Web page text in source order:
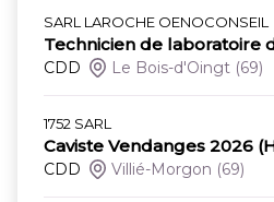
SARL LAROCHE OENOCONSEIL
Technicien de laboratoire
CDD Le Bois-d'Oingt (69)
1752 SARL
Caviste Vendanges 2026
CDD Villié-Morgon (69)